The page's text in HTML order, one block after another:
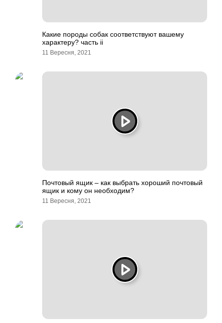
Какие породы собак соответствуют вашему
характеру? часть ii
11 Вересня, 2021
Почтовый ящик – как выбрать хороший почтовый
ящик и кому он необходим?
11 Вересня, 2021